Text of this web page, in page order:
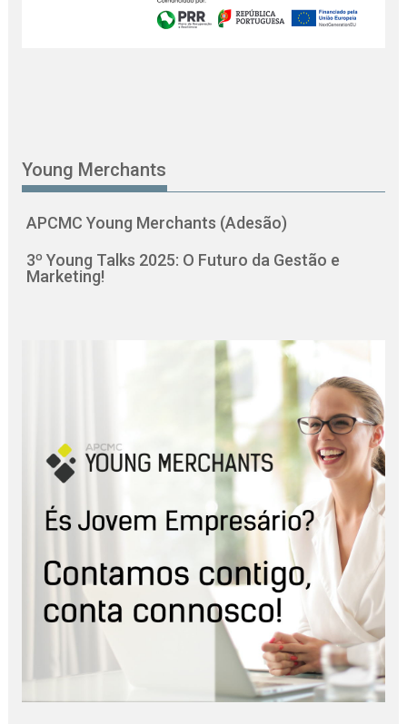
Young Merchants
APCMC Young Merchants (Adesão)
3º Young Talks 2025: O Futuro da Gestão e
Marketing!